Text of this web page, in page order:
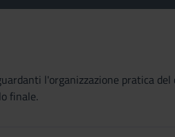
l'organizzazione pratica
finale.